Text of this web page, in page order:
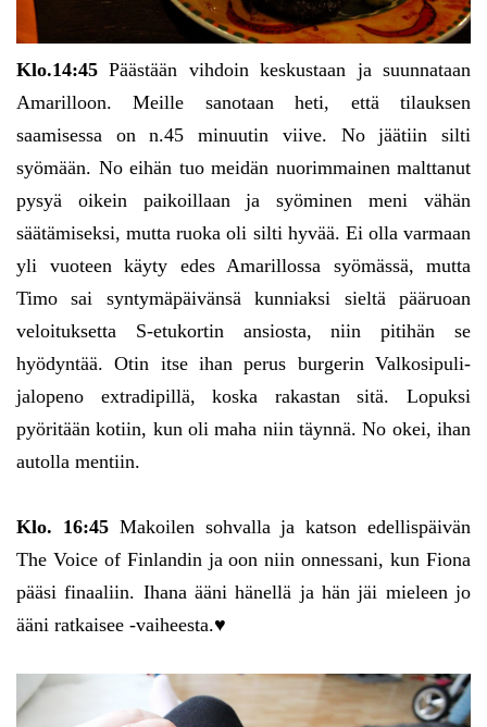
Klo.14:45 Päästään vihdoin keskustaan ja suunnataan
Amarilloon. Meille sanotaan heti, että tilauksen
saamisessa on n.45 minuutin viive. No jäätiin silti
syömään. No eihän tuo meidän nuorimmainen malttanut
pysyä oikein paikoillaan ja syöminen meni vähän
säätämiseksi, mutta ruoka oli silti hyvää. Ei olla varmaan
yli vuoteen käyty edes Amarillossa syömässä, mutta
Timo sai syntymäpäivänsä kunniaksi sieltä pääruoan
veloituksetta S-etukortin ansiosta, niin pitihän se
hyödyntää. Otin itse ihan perus burgerin Valkosipuli-
jalopeno extradipillä, koska rakastan sitä. Lopuksi
pyöritään kotiin, kun oli maha niin täynnä. No okei, ihan
autolla mentiin.
Klo. 16:45Makoilen sohvalla ja katson edellispäivän
The Voice of Finlandin ja oon niin onnessani, kun Fiona
pääsi finaaliin. Ihana ääni hänellä ja hän jäi mieleen jo
ääni ratkaisee -vaiheesta.♥